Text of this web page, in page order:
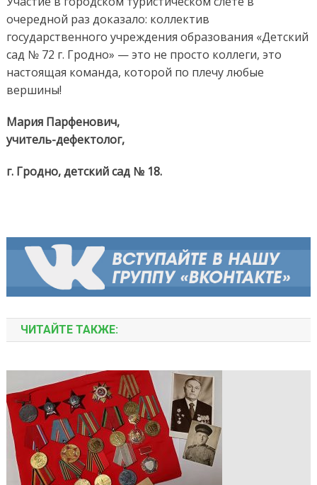
очередной раз доказало: коллектив
государственного учреждения образования «Детский
сад № 72 г. Гродно» — это не просто коллеги, это
настоящая команда, которой по плечу любые
вершины!
Мария Парфенович,
учитель-дефектолог,
г. Гродно, детский сад № 18.
ЧИТАЙТЕ ТАКЖЕ: